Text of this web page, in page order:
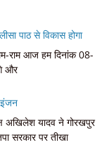
पाठ से विकास होगा
राम आज हम दिनांक 08-
और
अखिलेश यादव ने गोरखपुर
सरकार पर तीखा